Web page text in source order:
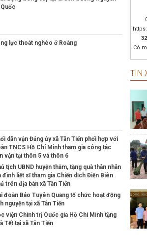
lực thoát nghèo ở Roàng
dân vận Đảng ủy xã Tân Tiến phối hợp với
TNCS Hồ Chí Minh tham gia công tác
vận tại thôn 5 và thôn 6
tịch UBND huyện thăm, tặng quà thân nhân
đình liệt sĩ tham gia Chiến dịch Điện Biên
trên địa bàn xã Tân Tiến
đoàn Báo Tuyên Quang tổ chức hoạt động
nguyện tại xã Tân Tiến
viện Chính trị Quốc gia Hồ Chí Minh tặng
Tết tại xã Tân Tiến
Nghị
Có
TIN